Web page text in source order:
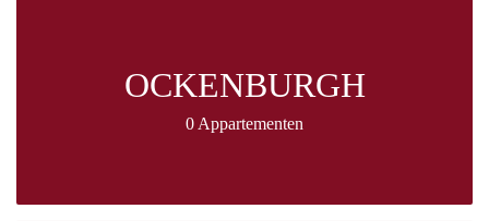
OCKENBURGH
0 Appartementen